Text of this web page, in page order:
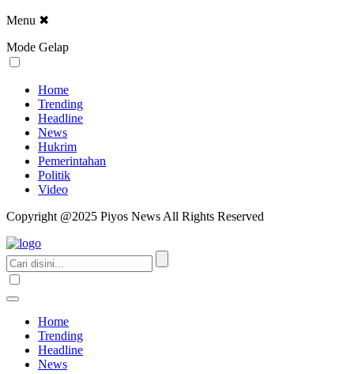
Menu ✖
Mode Gelap
Home
Trending
Headline
News
Hukrim
Pemerintahan
Politik
Video
Copyright @2025 Piyos News All Rights Reserved
Home
Trending
Headline
News